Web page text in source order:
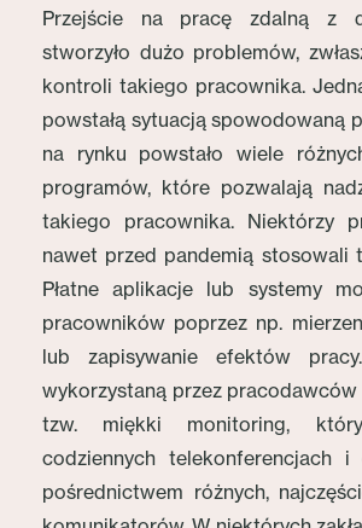
Przejście na pracę zdalną z
stworzyło dużo problemów,
kontroli takiego pracownika.
powstałą sytuacją spowodowaną
na rynku powstało wiele
programów, które pozwalają
takiego pracownika. Niektórzy
nawet przed pandemią stosowali
Płatne aplikacje lub systemy
pracowników poprzez np.
lub zapisywanie efektów
wykorzystaną przez pracodawców
tzw. miękki monitoring,
codziennych telekonferencjach
pośrednictwem różnych,